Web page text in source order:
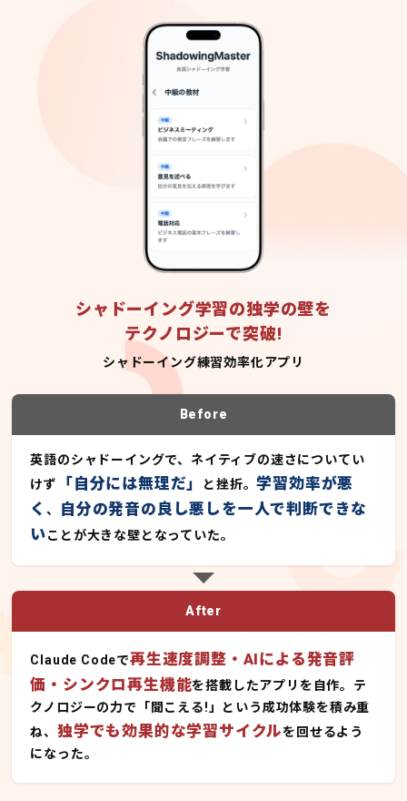
シャドーイング学習の独学の壁を
テクノロジーで突破!
シャドーイング練習効率化アプリ
Before
英語のシャドーイングで、ネイティブの速さについてい
けず
「自分には無理だ」 と挫折。学習効率が悪
く、
自分の発音の良し悪しを一人で判断できな
いことが大きな壁となっていた。
After
Claude Codeで再生速度調整・AIによる発音評
価・シンクロ再生機能を搭載したアプリを自作。テ
クノロジーの力で「聞こえる!」という成功体験を積み重
ね、独学でも効果的な学習サイクルを回せるよう
になった。